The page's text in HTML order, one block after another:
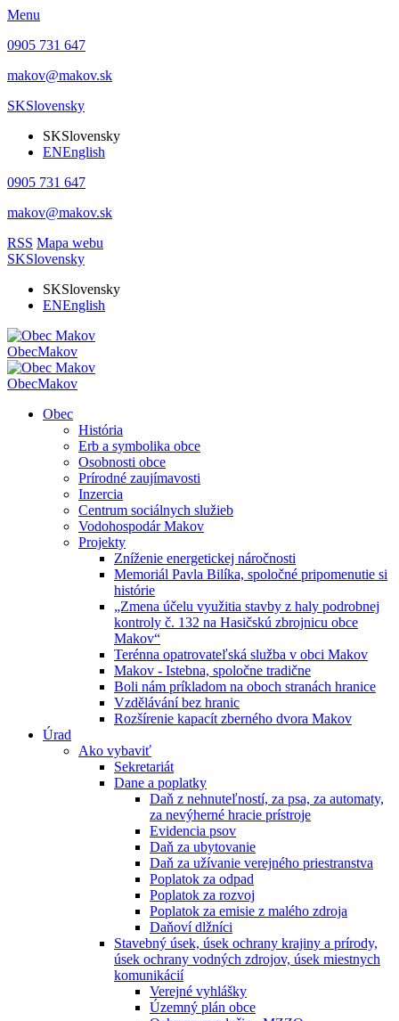
Menu
0905 731 647
makov@makov.sk
SKSlovensky
SKSlovensky
ENEnglish
0905 731 647
makov@makov.sk
RSS Mapa webu
SKSlovensky
SKSlovensky
ENEnglish
ObecMakov
ObecMakov
Obec
História
Erb a symbolika obce
Osobnosti obce
Prírodné zaujímavosti
Inzercia
Centrum sociálnych služieb
Vodohospodár Makov
Projekty
Zníženie energetickej náročnosti
Memoriál Pavla Bilíka, spoločné pripomenutie si
histórie
„Zmena účelu využitia stavby z haly podrobnej
kontroly č. 132 na Hasičskú zbrojnicu obce
Makov“
Terénna opatrovateľská služba v obci Makov
Makov - Istebna, spoločne tradične
Boli nám príkladom na oboch stranách hranice
Vzdělávání bez hranic
Rozšírenie kapacít zberného dvora Makov
Úrad
Ako vybaviť
Sekretariát
Dane a poplatky
Daň z nehnuteľností, za psa, za automaty,
za nevýherné hracie prístroje
Evidencia psov
Daň za ubytovanie
Daň za užívanie verejného priestranstva
Poplatok za odpad
Poplatok za rozvoj
Poplatok za emisie z malého zdroja
Daňoví dlžníci
Stavebný úsek, úsek ochrany krajiny a prírody,
úsek ochrany vodných zdrojov, úsek miestnych
komunikácií
Verejné vyhlášky
Územný plán obce